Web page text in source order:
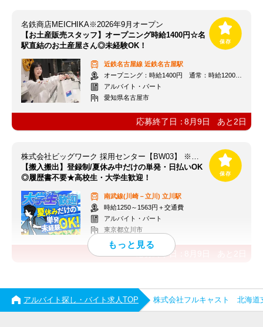
名鉄商店MEICHIKA※2026年9月オープン
【お土産販売スタッフ】オープニング時給1400円☆名
駅直結のお土産屋さん◎未経験OK！
近鉄名古屋線 近鉄名古屋駅
オープニング：時給1400円 通常：時給1200円～＋交通費全額支給
アルバイト・パート
愛知県名古屋市
応募終了日：8月9日 あと 2日
株式会社ビッグワーク 採用センター【BW03】 ※立川エリア
【搬入搬出】登録制/夏休み中だけの単発・日払いOK
◎履歴書不要★高校生・大学生歓迎！
南武線(川崎－立川) 立川駅
時給1250～1563円＋交通費
アルバイト・パート
東京都立川市
応募終了日：
アルバイト探し・バイト求人TOP 株式会社フルキャスト 北海道